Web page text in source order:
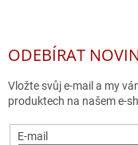
ODEBÍRAT
Vložte svůj e-mail a my
produktech na našem e-
E-mail